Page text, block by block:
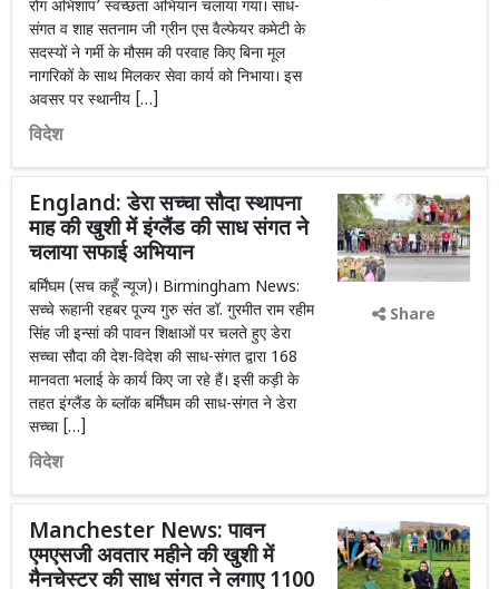
रोग अभिशाप’ स्वच्छता अभियान चलाया गया। साध-
संगत व शाह सतनाम जी ग्रीन एस वैल्फेयर कमेटी के
सदस्यों ने गर्मी के मौसम की परवाह किए बिना मूल
नागरिकों के साथ मिलकर सेवा कार्य को निभाया। इस
अवसर पर स्थानीय […]
विदेश
England: डेरा सच्चा सौदा स्थापना
माह की खुशी में इंग्लैंड की साध संगत ने
चलाया सफाई अभियान
बर्मिंघम (सच कहूँ न्यूज)। Birmingham News:
सच्चे रूहानी रहबर पूज्य गुरु संत डॉ. गुरमीत राम रहीम
सिंह जी इन्सां की पावन शिक्षाओं पर चलते हुए डेरा
सच्चा सौदा की देश-विदेश की साध-संगत द्वारा 168
मानवता भलाई के कार्य किए जा रहे हैं। इसी कड़ी के
तहत इंग्लैंड के ब्लॉक बर्मिंघम की साध-संगत ने डेरा
सच्चा […]
विदेश
Share
Manchester News: पावन
एमएसजी अवतार महीने की खुशी में
मैनचेस्टर की साध संगत ने लगाए 1100